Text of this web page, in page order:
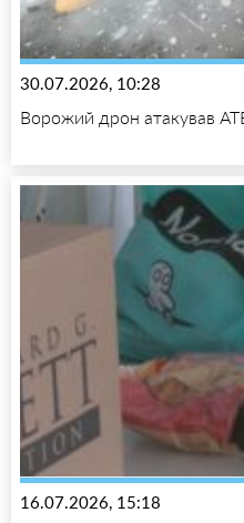
30.07.2026, 10:28
Ворожий дрон атакував
16.07.2026, 15:18